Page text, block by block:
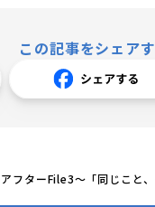
この記事をシェア
フターFile3〜「同じこと